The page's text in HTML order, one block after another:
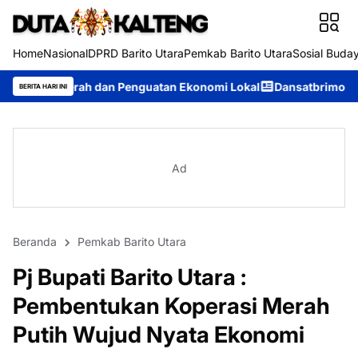
HomeNasionalDPRD Barito UtaraPemkab Barito UtaraSosial
BERITA HARI INI
Penguatan Ekonomi Lokal Dansatbrimob Polda Kalteng
Ad
Beranda Pemkab Barito Utara
Pj Bupati Barito Utara :
Pembentukan Koperasi Merah
Putih Wujud Nyata Ekonomi